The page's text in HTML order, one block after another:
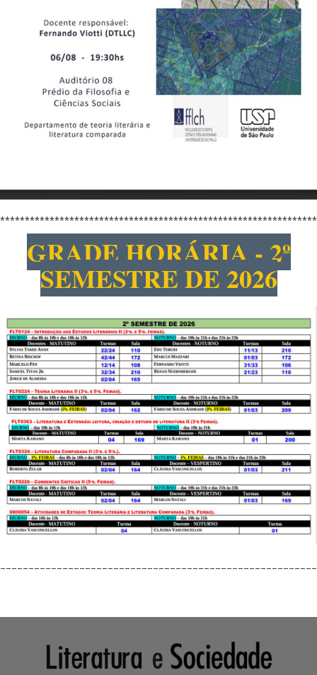
GRADE HORÁRIA - 2º
SEMESTRE DE 2026